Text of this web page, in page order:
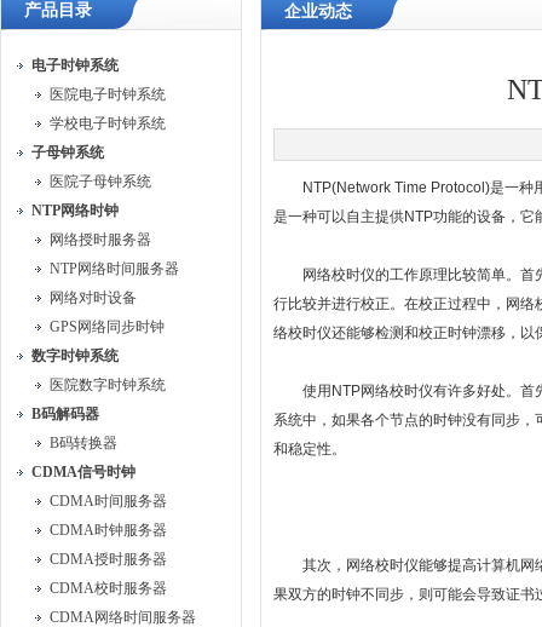
产品目录
电子时钟系统
医院电子时钟系统
学校电子时钟系统
子母钟系统
医院子母钟系统
NTP网络时钟
网络授时服务器
NTP网络时间服务器
网络对时设备
GPS网络同步时钟
数字时钟系统
医院数字时钟系统
B码解码器
B码转换器
CDMA信号时钟
CDMA时间服务器
CDMA时钟服务器
CDMA授时服务器
CDMA校时服务器
CDMA网络时间服务器
企业动态
NTP(Network Time Protocol)是一种用
是一种可以自主提供NTP功能的设备，
网络校时仪的工作原理比较简单。首
行比较并进行校正。在校正过程中，网
络校时仪还能够检测和校正时钟漂移，以
使用NTP网络校时仪有许多好处。首
系统中，如果各个节点的时钟没有同步
和稳定性。
其次，网络校时仪能够提高计算机网
果双方的时钟不同步，则可能会导致证